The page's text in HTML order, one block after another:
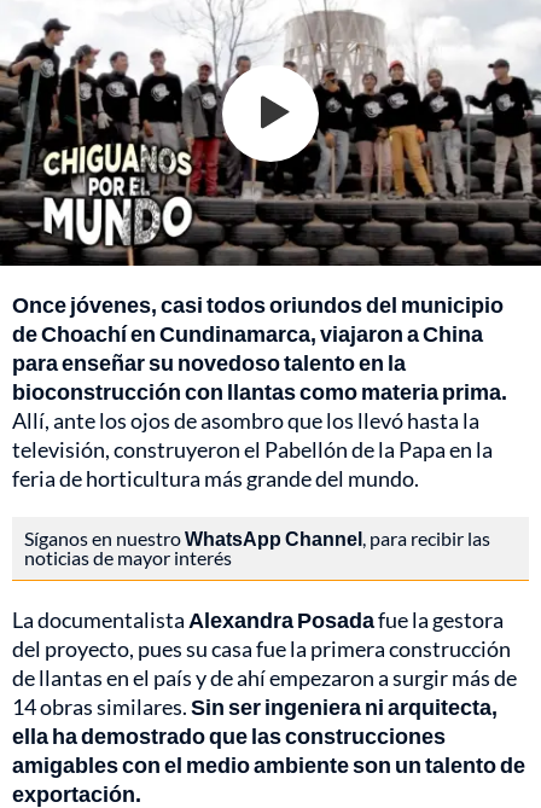
Once jóvenes, casi todos oriundos del municipio
de Choachí en Cundinamarca, viajaron a China
para enseñar su novedoso talento en la
bioconstrucción con llantas como materia prima.
Allí, ante los ojos de asombro que los llevó hasta la
televisión, construyeron el Pabellón de la Papa en la
feria de horticultura más grande del mundo.
Síganos en nuestroWhatsApp Channel, para recibir las
noticias de mayor interés
La documentalista Alexandra Posadafue la gestora
del proyecto, pues su casa fue la primera construcción
de llantas en el país y de ahí empezaron a surgir más de
14 obras similares.Sin ser ingeniera ni arquitecta,
ella ha demostrado que las construcciones
amigables con el medio ambiente son un talento de
exportación.